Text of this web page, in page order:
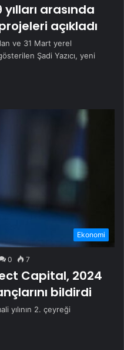
arasında
açıkladı
ve 31 Mart yerel
Şadi Yazıcı, yeni
Ekonomi
0 7
Capital, 2024
bildirdi
yılının 2. çeyreği